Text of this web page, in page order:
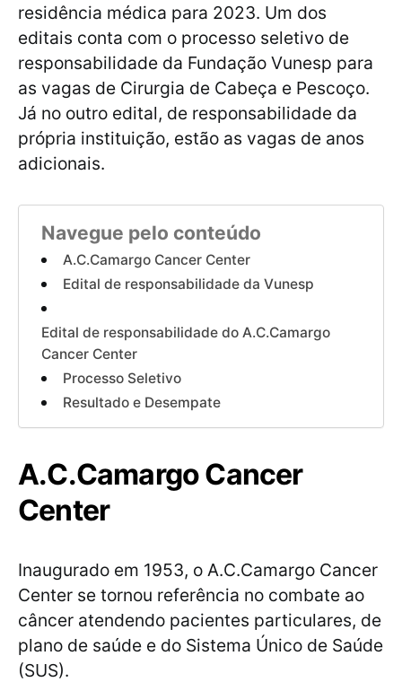
residência médica para 2023. Um dos
editais conta com o processo seletivo de
responsabilidade da Fundação Vunesp para
as vagas de Cirurgia de Cabeça e Pescoço.
Já no outro edital, de responsabilidade da
própria instituição, estão as vagas de anos
adicionais.
Navegue pelo conteúdo
A.C.Camargo Cancer Center
Edital de responsabilidade da Vunesp
Edital de responsabilidade do A.C.Camargo
Cancer Center
Processo Seletivo
Resultado e Desempate
A.C.Camargo Cancer
Center
Inaugurado em 1953, o A.C.Camargo Cancer
Center se tornou referência no combate ao
câncer atendendo pacientes particulares, de
plano de saúde e do Sistema Único de Saúde
(SUS).